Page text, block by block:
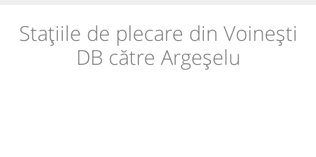
Stațiile de plecare din Voinești
DB către Argeșelu